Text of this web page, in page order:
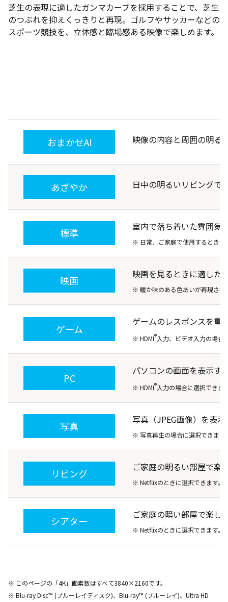
芝生の表現に適したガンマカーブを採用することで、芝生
のつぶれを抑えくっきりと再現。ゴルフやサッカーなどの
スポーツ競技を、立体感と臨場感ある映像で楽しめます。
おまかせAI 映像の内容と周囲の明る
あざやか 日中の明るいリビングで
標準
室内で落ち着いた雰囲気
※ 日常、ご家庭で使用するときの
映画
映画を見るときに適した
※ 暖か味のある色あいが再現され
ゲーム
ゲームのレスポンスを重
※ HDMI®入力、ビデオ入力の場合
PC
パソコンの画面を表示す
※ HDMI®入力の場合に選択できま
写真
写真（JPEG画像）を表
※ 写真再生の場合に選択できます
リビング
ご家庭の明るい部屋で楽
※ Netflixのときに選択できます。
シアター
ご家庭の暗い部屋で楽し
※ Netflixのときに選択できます。
※ このページの「4K」画素数はすべて3840×2160です。
※ Blu-ray Disc™ (ブルーレイディスク)、Blu-ray™ (ブルーレイ)、Ultra HD